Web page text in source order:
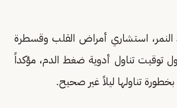
النمر، استشاري أمراض القلب وقسطرة
توقيت تناول أدوية ضغط الدم، مؤكداً
بخطورة تناولها ليلاً غير صحيح.